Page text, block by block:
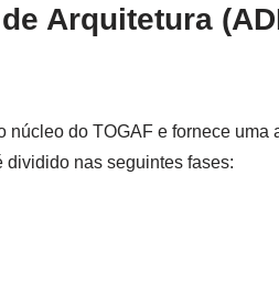
Arquitetura
do TOGAF e fornece uma
dividido nas seguintes fases: